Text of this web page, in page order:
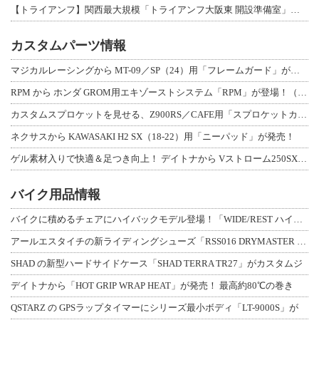
【トライアンフ】関西最大規模「トライアンフ大阪東 開設準備室」がオープン！ 限定
カスタムパーツ情報
マジカルレーシングから MT-09／SP（24）用「フレームガード」が登場！
RPM から ホンダ GROM用エキゾーストシステム「RPM」が登場！（動画あり
カスタムスプロケットを見せる、Z900RS／CAFE用「スプロケットカバーフルキ
ネクサスから KAWASAKI H2 SX（18-22）用「ニーパッド」が発売！
ゲル素材入りで快適＆足つき向上！ デイトナから Vストローム250SX用「快適ロ
バイク用品情報
バイクに積めるチェアにハイバックモデル登場！「WIDE/REST ハイバックチェ
アールエスタイチの新ライディングシューズ「RSS016 DRYMASTER スト
SHAD の新型ハードサイドケース「SHAD TERRA TR27」がカスタムジ
デイトナから「HOT GRIP WRAP HEAT」が発売！ 最高約80℃の巻き
QSTARZ の GPSラップタイマーにシリーズ最小ボディ「LT-9000S」が